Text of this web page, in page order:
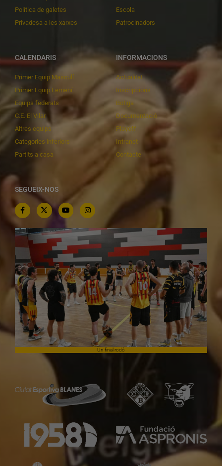
Política de galetes
Privadesa a les xarxes
Escola
Patrocinadors
CALENDARIS
Primer Equip Masculí
Primer Equip Femení
Equips federats
C.E. El Vilar
Altres equips
Categories inferiors
Partits a casa
INFORMACIONS
Actualitat
Inscripcions
Botiga
Documentació
Playoff
Intranet
Contacte
SEGUEIX-NOS
Un final rodó